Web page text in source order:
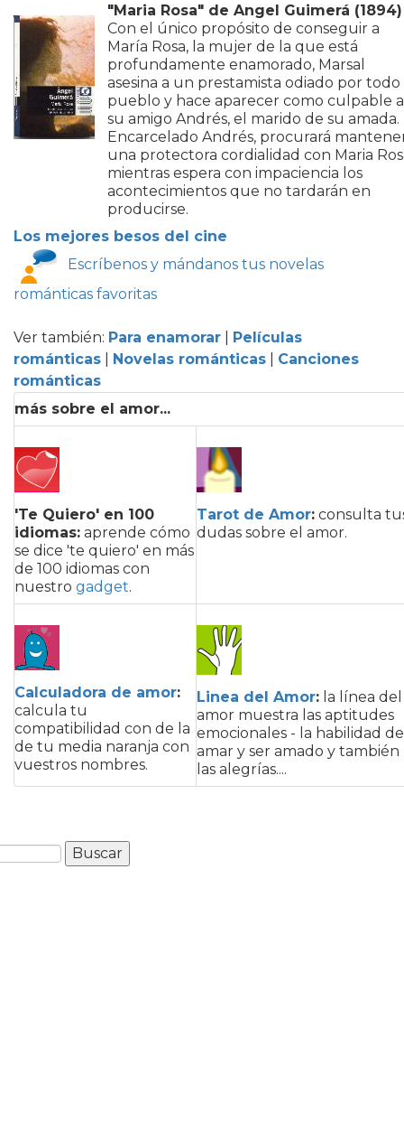
"Maria Rosa" de Angel Guimerá (1894)
Con el único propósito de conseguir a
María Rosa, la mujer de la que está
profundamente enamorado, Marsal
asesina a un prestamista odiado por todo
pueblo y hace aparecer como culpable a
su amigo Andrés, el marido de su amada.
Encarcelado Andrés, procurará
una protectora cordialidad con Maria
mientras espera con impaciencia los
acontecimientos que no tardarán en
producirse.
Los mejores besos del cine
Escríbenos y mándanos tus novelas
románticas favoritas
Ver también: Para enamorar
Películas
románticas
Novelas románticas
Canciones
románticas
más sobre el amor...
'Te Quiero' en 100
idiomas: aprende cómo
se dice 'te quiero' en más
de 100 idiomas con
nuestro gadget.
Tarot de Amor: consulta
dudas sobre el amor.
Calculadora de amor:
calcula tu
compatibilidad con de la
de tu media naranja con
vuestros nombres.
Linea del Amor: la línea del
amor muestra las aptitudes
emocionales - la habilidad de
amar y ser amado y también
las alegrías....